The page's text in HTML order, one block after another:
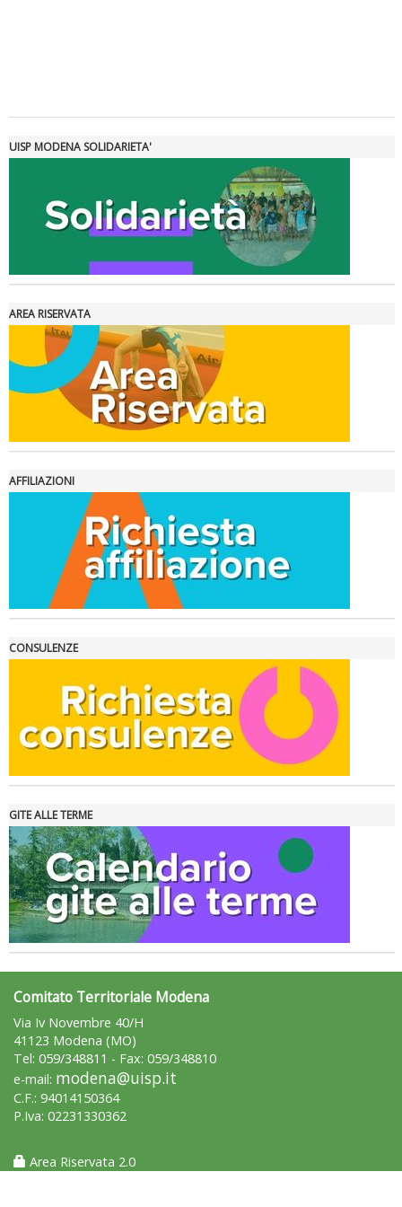
Tiziano Pesce a Radio InBlu2000 traccia il bilancio della stagione
Ddl Lobby, Uisp: “Il Parlamento valorizzi le nostre specificità"
Tiziano Pesce nel Cda di Fondazione Terzjus: prima riunione a
Roma
UISP MODENA SOLIDARIETA'
AREA RISERVATA
AFFILIAZIONI
CONSULENZE
GITE ALLE TERME
Comitato Territoriale Modena
Via Iv Novembre 40/H
41123 Modena (MO)
Tel: 059/348811 - Fax: 059/348810
e-mail: modena@uisp.it
C.F.: 94014150364
P.Iva: 02231330362
Area Riservata 2.0